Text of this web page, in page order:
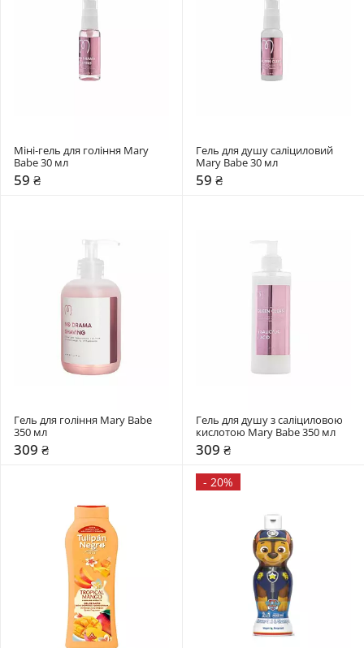
Міні-гель для гоління Mary
Babe 30 мл
59 ₴
Гель для душу саліциловий
Mary Babe 30 мл
59 ₴
Гель для гоління Mary Babe
350 мл
309 ₴
Гель для душу з саліциловою
кислотою Mary Babe 350 мл
309 ₴
- 20%